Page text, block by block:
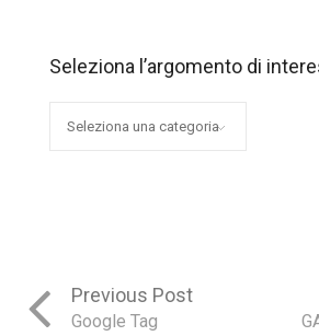
Seleziona l’argomento di
Previous Post
Google Tag